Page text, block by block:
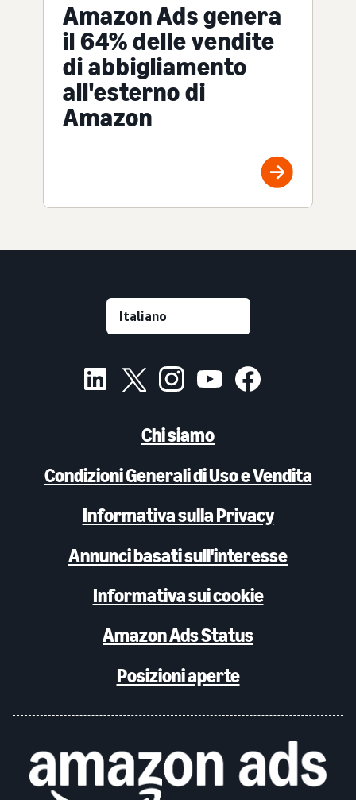
Amazon Ads genera
il 64% delle vendite
di abbigliamento
all'esterno di
Amazon
Chi siamo
Condizioni Generali di Uso e Vendita
Informativa sulla Privacy
Annunci basati sull'interesse
Informativa sui cookie
Amazon Ads Status
Posizioni aperte